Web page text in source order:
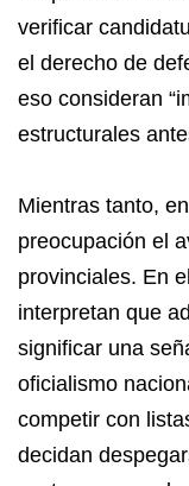
verificar
el derecho de
eso consideran
estructurales
Mientras tanto,
preocupación el
provinciales. En
interpretan que
significar una
oficialismo
competir con
decidan